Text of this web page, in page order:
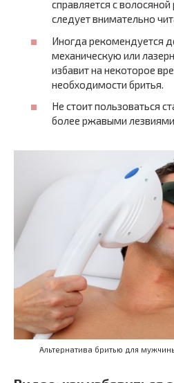
справляется с
следует внимательно
Иногда рекомендуется
механическую или
избавит на некоторое
необходимости бритья.
Не стоит пользоваться
более ржавыми
Альтернатива бритью для